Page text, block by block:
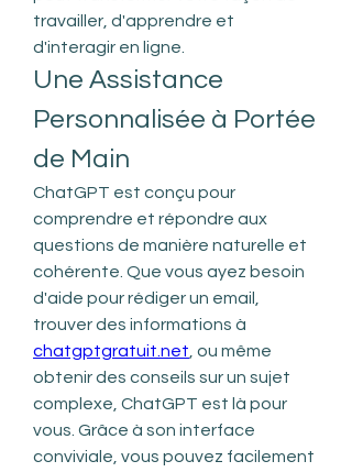
travailler, d'apprendre et
d'interagir en ligne.
Une Assistance
Personnalisée à Portée
de Main
ChatGPT est conçu pour
comprendre et répondre aux
questions de manière naturelle et
cohérente. Que vous ayez besoin
d'aide pour rédiger un email,
chatgptgratuit.net , ou même
obtenir des conseils sur un sujet
complexe, ChatGPT est là pour
vous. Grâce à son interface
conviviale, vous pouvez facilement